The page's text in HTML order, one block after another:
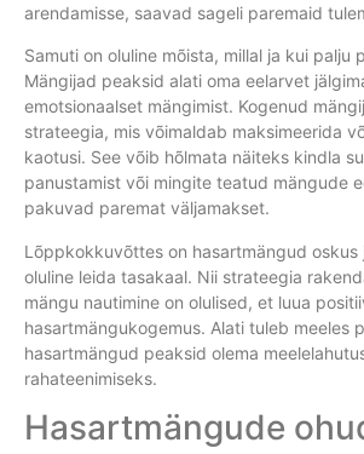
arendamisse, saavad sageli paremaid
Samuti on oluline mõista, millal ja kui palju
Mängijad peaksid alati oma eelarvet
emotsionaalset mängimist. Kogenud
strateegia, mis võimaldab maksimeerida
kaotusi. See võib hõlmata näiteks kindla
panustamist või mingite teatud mängude
pakuvad paremat väljamakset.
Lõppkokkuvõttes on hasartmängud oskus
oluline leida tasakaal. Nii strateegia
mängu nautimine on olulised, et luua
hasartmängukogemus. Alati tuleb meeles
hasartmängud peaksid olema
rahateenimiseks.
Hasartmängude